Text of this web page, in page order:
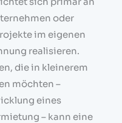
oder
im eigenen
realisieren.
die in kleinerem
möchten –
eines
– kann eine